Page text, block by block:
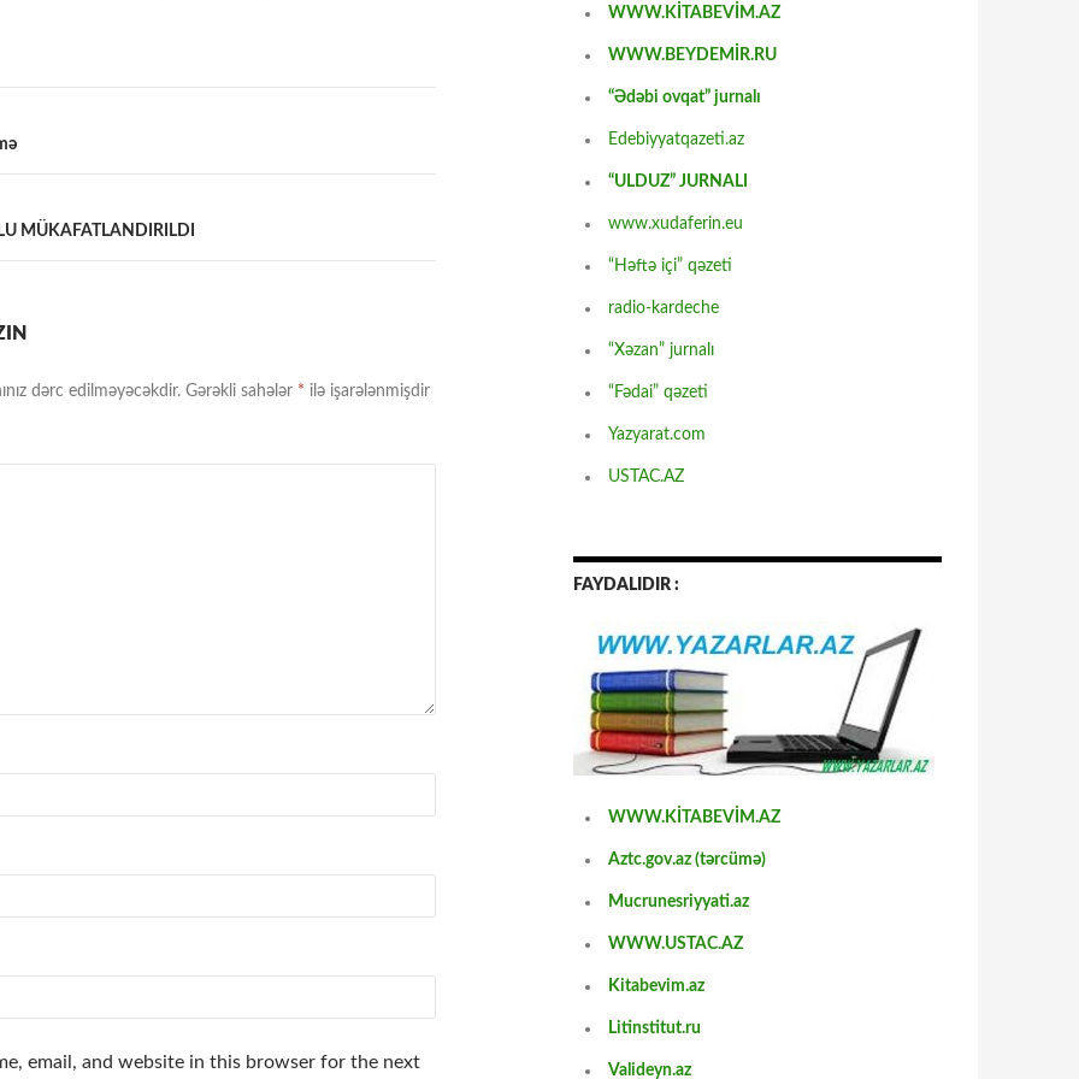
MÜKAFATLANDIRILDI
dərc edilməyəcəkdir. Gərəkli sahələr * ilə işarələnmişdir
email, and website in this browser for the next
WWW.KİTABEVİM.AZ
WWW.BEYDEMİR.RU
“Ədəbi ovqat” jurnalı
Edebiyyatqazeti.az
“ULDUZ” JURNALI
www.xudaferin.eu
“Həftə içi” qəzeti
radio-kardeche
“Xəzan” jurnalı
“Fədai” qəzeti
Yazyarat.com
USTAC.AZ
FAYDALIDIR :
WWW.KİTABEVİM.AZ
Aztc.gov.az (tərcümə)
Mucrunesriyyati.az
WWW.USTAC.AZ
Kitabevim.az
Litinstitut.ru
Valideyn.az